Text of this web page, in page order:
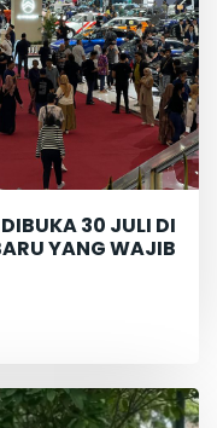
30 JULI DI
YANG WAJIB